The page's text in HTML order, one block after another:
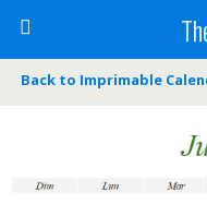
Back to Imprimable